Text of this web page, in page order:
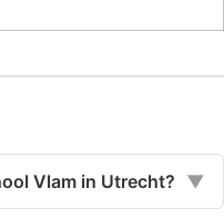
Vlam in Utrecht? ▼